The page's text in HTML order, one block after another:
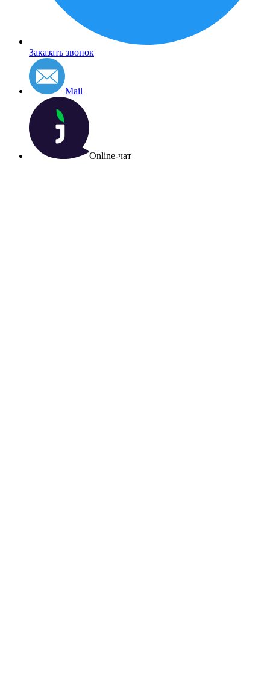
Заказать звонок
Mail
Online-чат